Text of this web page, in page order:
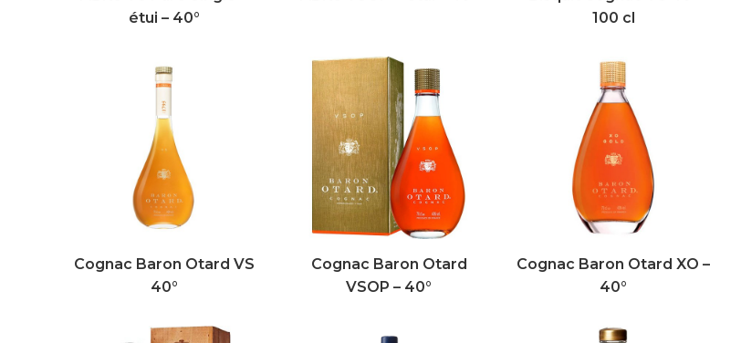
étui – 40°
100 cl
Cognac Baron Otard VS
40°
Cognac Baron Otard
VSOP – 40°
Cognac Baron Otard XO –
40°